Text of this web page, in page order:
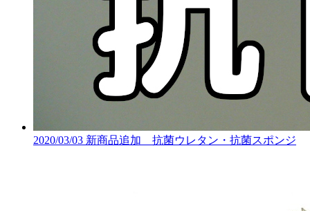
2020/03/03 新商品追加 抗菌ウレタン・抗菌スポンジ